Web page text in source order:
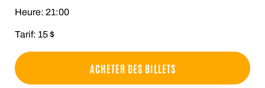
Heure: 21:00
Tarif: 15 $
ACHETER DES BILLETS